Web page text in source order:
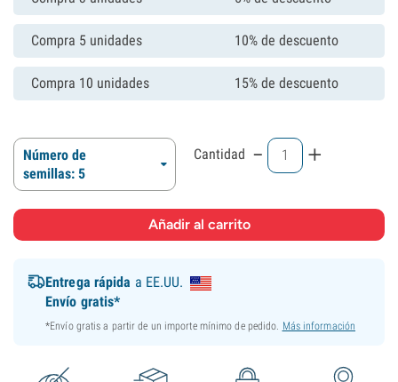
Compra 5 unidades 10% de descuento
Compra 10 unidades 15% de descuento
Número de
semillas: 5
Cantidad - +
Entrega rápida a EE.UU.
Envío gratis*
*Envío gratis a partir de un importe mínimo de pedido. Más información